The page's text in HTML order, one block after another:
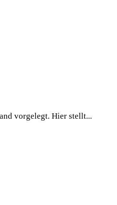
vorgelegt. Hier stellt...